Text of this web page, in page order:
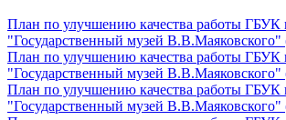
План по улучшению качества работы ГБУК
"Государственный музей В.В.Маяковского"
План по улучшению качества работы ГБУК
"Государственный музей В.В.Маяковского"
План по улучшению качества работы ГБУК
"Государственный музей В.В.Маяковского"